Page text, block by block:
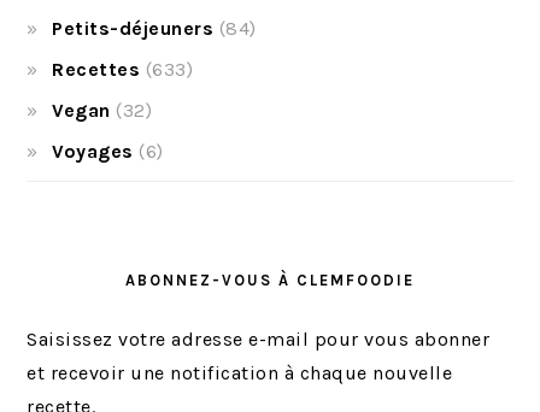
Petits-déjeuners (84)
Recettes (633)
Vegan (32)
Voyages (6)
ABONNEZ-VOUS À CLEMFOODIE
Saisissez votre adresse e-mail pour vous abonner
et recevoir une notification à chaque nouvelle
recette.